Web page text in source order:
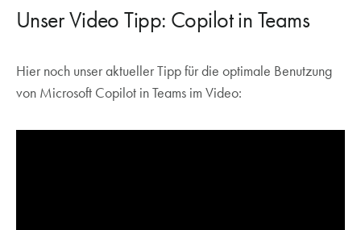
Unser Video Tipp: Copilot in Teams
Hier noch unser aktueller Tipp für die optimale Benutzung
von Microsoft Copilot in Teams im Video: